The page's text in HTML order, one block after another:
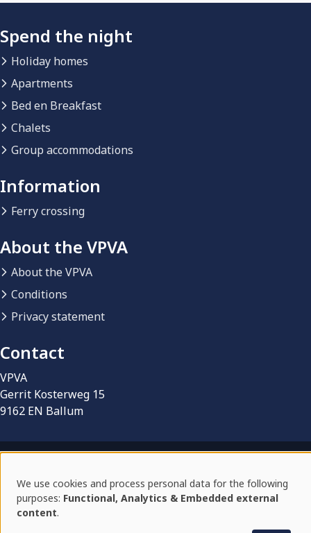
Spend the night
Holiday homes
Apartments
Bed en Breakfast
Chalets
Group accommodations
Information
Ferry crossing
About the VPVA
About the VPVA
Conditions
Privacy statement
Contact
VPVA
Gerrit Kosterweg 15
9162 EN Ballum
Vakantieverblijven Ameland
Rental platform byBonBooking
Use
of
We use cookies and process personal data for the following
purposes: Functional, Analytics & Embedded external
content.